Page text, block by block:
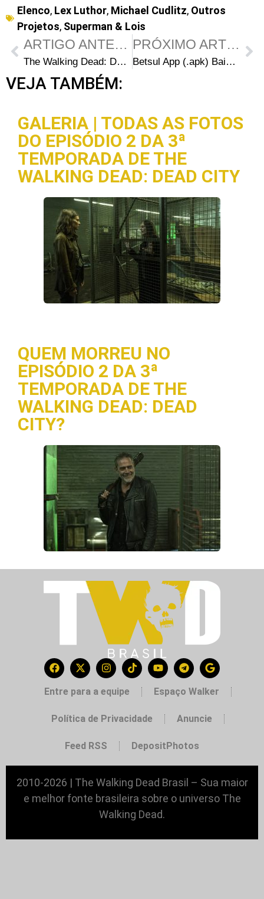
Elenco, Lex Luthor, Michael Cudlitz, Outros
Projetos, Superman & Lois
ARTIGO ANTERIOR
The Walking Dead: Daryl Dixon pode introduzir o irmão de Rick Grimes
PRÓXIMO ARTIGO
Betsul App (.apk) Baixar para Android 2023
VEJA TAMBÉM:
GALERIA | TODAS AS FOTOS
DO EPISÓDIO 2 DA 3ª
TEMPORADA DE THE
WALKING DEAD: DEAD CITY
QUEM MORREU NO
EPISÓDIO 2 DA 3ª
TEMPORADA DE THE
WALKING DEAD: DEAD
CITY?
Entre para a equipe Espaço Walker
Política de Privacidade Anuncie
Feed RSS DepositPhotos
2010-2026 | The Walking Dead Brasil – Sua maior
e melhor fonte brasileira sobre o universo The
Walking Dead.